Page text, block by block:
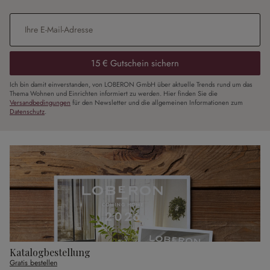
E-Mail-Adresse
15 € Gutschein sichern
Ich bin damit einverstanden, von LOBERON GmbH über aktuelle Trends rund um das
Thema Wohnen und Einrichten informiert zu werden. Hier finden Sie die
Versandbedingungen für den Newsletter und die allgemeinen Informationen zum
Datenschutz.
Katalogbestellung
Gratis bestellen